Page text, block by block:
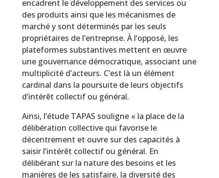
encadrent le développement des services ou
des produits ainsi que les mécanismes de
marché y sont déterminés par les seuls
propriétaires de l’entreprise. À l’opposé, les
plateformes substantives mettent en œuvre
une gouvernance démocratique, associant une
multiplicité d’acteurs. C’est là un élément
cardinal dans la poursuite de leurs objectifs
d’intérêt collectif ou général.
Ainsi, l’étude TAPAS souligne « la place de la
délibération collective qui favorise le
décentrement et ouvre sur des capacités à
saisir l’intérêt collectif ou général. En
délibérant sur la nature des besoins et les
manières de les satisfaire, la diversité des